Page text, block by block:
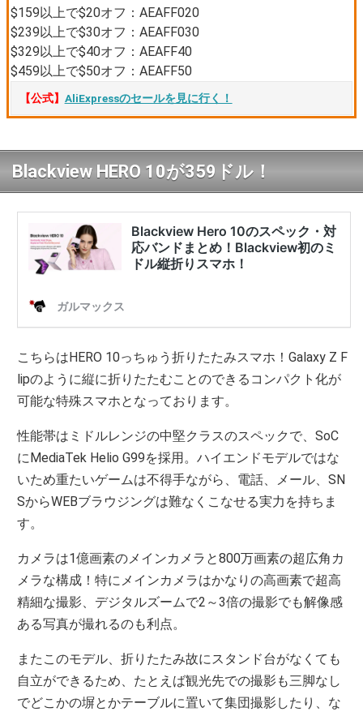
$159以上で$20オフ：AEAFF020
$239以上で$30オフ：AEAFF030
$329以上で$40オフ：AEAFF40
$459以上で$50オフ：AEAFF50
【公式】 AliExpressのセールを見に行く！
Blackview HERO 10が359ドル！
こちらはHERO 10っちゅう折りたたみスマホ！Galaxy Z F
lipのように縦に折りたたむことのできるコンパクト化が
可能な特殊スマホとなっております。
性能帯はミドルレンジの中堅クラスのスペックで、SoC
にMediaTek Helio G99を採用。ハイエンドモデルではな
いため重たいゲームは不得手ながら、電話、メール、SN
SからWEBブラウジングは難なくこなせる実力を持ちま
す。
カメラは1億画素のメインカメラと800万画素の超広角カ
メラな構成！特にメインカメラはかなりの高画素で超高
精細な撮影、デジタルズームで2～3倍の撮影でも解像感
ある写真が撮れるのも利点。
またこのモデル、折りたたみ故にスタンド台がなくても
自立ができるため、たとえば観光先での撮影も三脚なし
でどこかの塀とかテーブルに置いて集団撮影したり、な